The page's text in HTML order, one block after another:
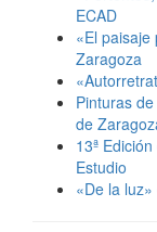
ECAD
«El paisaje
Zaragoza
Pinturas
de
13ª
Estudio
«De la